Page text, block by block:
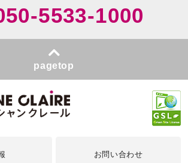
5533-1000
pagetop
お問い合わせ